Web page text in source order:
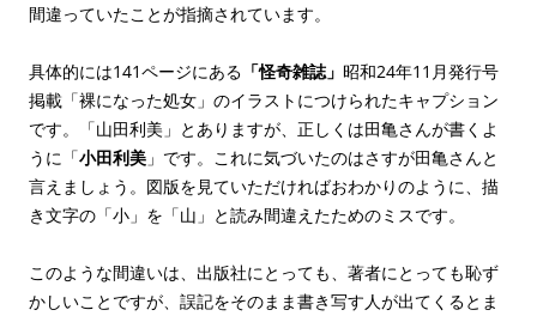
間違っていたことが指摘されています。
具体的には141ページにある 「怪奇雑誌」 昭和24年11月発行号
掲載「裸になった処女」のイラストにつけられたキャプション
です。「山田利美」とありますが、正しくは田亀さんが書くよ
うに「小田利美 」です。これに気づいたのはさすが田亀さんと
言えましょう。図版を見ていただければおわかりのように、描
き文字の「小」を「山」と読み間違えたためのミスです。
このような間違いは、出版社にとっても、著者にとっても恥ず
かしいことですが、誤記をそのまま書き写す人が出てくるとま